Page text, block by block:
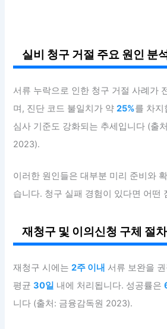
실비 청구 거절 주요 원인 분
서류 누락으로 인한 청구 거절 사례가
며, 진단 코드 불일치가 약25%를 차지
심사 기준도 강화되는 추세입니다 (출
2023).
이러한 원인들은 대부분 미리 준비와
습니다. 청구 실패 경험이 있다면 어떤
재청구 및 이의신청 구체 절차
재청구 시에는2주 이내 서류 보완을
평균30일 내에 처리됩니다. 성공률은
니다 (출처: 금융감독원 2023).